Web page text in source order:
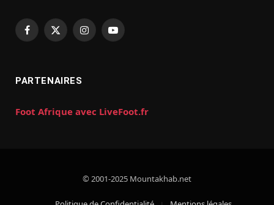
Facebook
X
InstagramYouTube
PARTENAIRES
Foot Afrique avec LiveFoot.fr
© 2001-2025 Mountakhab.net